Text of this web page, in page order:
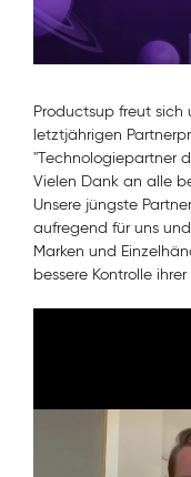
Productsup freut
letztjährigen
"Technologiepartner
Vielen Dank an alle
Unsere jüngste
aufregend für uns
Marken und
bessere Kontrolle